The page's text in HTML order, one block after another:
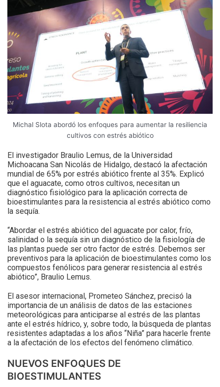
Michal Slota abordó los enfoques para aumentar la resiliencia
cultivos con estrés abiótico
El investigador Braulio Lemus, de la Universidad
Michoacana San Nicolás de Hidalgo, destacó la afectación
mundial de 65% por estrés abiótico frente al 35%. Explicó
que el aguacate, como otros cultivos, necesitan un
diagnóstico fisiológico para la aplicación correcta de
bioestimulantes para la resistencia al estrés abiótico como
la sequía.
“Abordar el estrés abiótico del aguacate por calor, frío,
salinidad o la sequía sin un diagnóstico de la fisiología de
las plantas puede ser otro factor de estrés. Debemos ser
preventivos para la aplicación de bioestimulantes como los
compuestos fenólicos para generar resistencia al estrés
abiótico”, Braulio Lemus.
El asesor internacional, Prometeo Sánchez, precisó la
importancia de un análisis de datos de las estaciones
meteorológicas para anticiparse al estrés de las plantas
ante el estrés hídrico, y, sobre todo, la búsqueda de plantas
resistentes adaptadas a los años “Niña” para hacerle frente
a la afectación de los efectos del fenómeno climático.
NUEVOS ENFOQUES DE
BIOESTIMULANTES